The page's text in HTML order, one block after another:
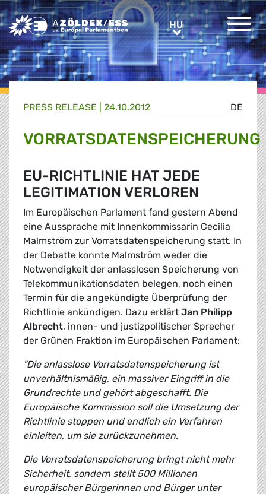
Greens/EFA Home HUHU
DE
PRESS RELEASE | 24.10.2012
VORRATSDATENSPEICHERUNG
EU-RICHTLINIE HAT JEDE
LEGITIMATION VERLOREN
Im Europäischen Parlament fand gestern Abend
eine Aussprache mit Innenkommissarin Cecilia
Malmström zur Vorratsdatenspeicherung statt. In
der Debatte konnte Malmström weder die
Notwendigkeit der anlasslosen Speicherung von
Telekommunikationsdaten belegen, noch einen
Termin für die angekündigte Überprüfung der
Richtlinie ankündigen. Dazu erklärt Jan Philipp
Albrecht, innen- und justizpolitischer Sprecher
der Grünen Fraktion im Europäischen Parlament:
"Die anlasslose Vorratsdatenspeicherung ist
unverhältnismäßig, ein massiver Eingriff in die
Grundrechte und gehört abgeschafft. Die
Europäische Kommission soll die Umsetzung der
Richtlinie stoppen und endlich ein Verfahren
einleiten, um sie zurückzunehmen.
Die Vorratsdatenspeicherung bringt nicht mehr
Sicherheit, sondern stellt 500 Millionen
europäischer Bürgerinnen und Bürger unter